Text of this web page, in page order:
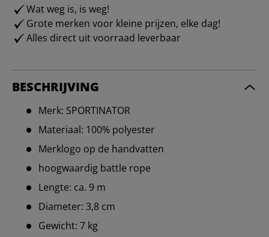
Wat weg is, is weg!
Grote merken voor kleine prijzen, elke dag!
Alles direct uit voorraad leverbaar
BESCHRIJVING
Merk: SPORTINATOR
Materiaal: 100% polyester
Merklogo op de handvatten
hoogwaardig battle rope
Lengte: ca. 9 m
Diameter: 3,8 cm
Gewicht: 7 kg